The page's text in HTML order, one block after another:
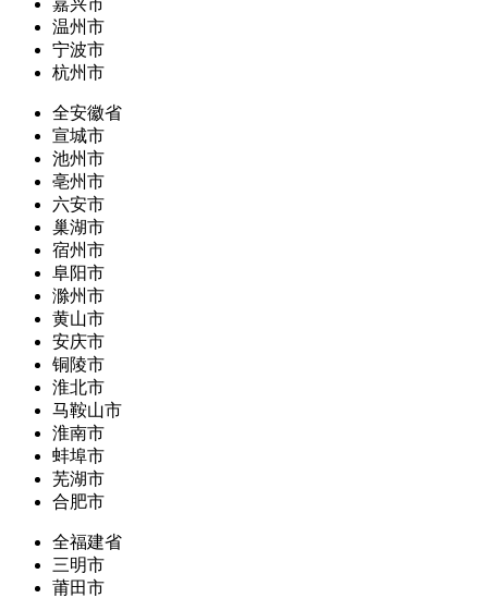
嘉兴市
温州市
宁波市
杭州市
全安徽省
宣城市
池州市
亳州市
六安市
巢湖市
宿州市
阜阳市
滁州市
黄山市
安庆市
铜陵市
淮北市
马鞍山市
淮南市
蚌埠市
芜湖市
合肥市
全福建省
三明市
莆田市